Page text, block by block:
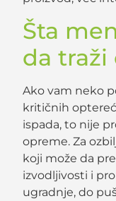
Šta
da traži
Ako vam neko
kritičnih
ispada, to nije
opreme. Za
koji može da
izvodljivosti i
ugradnje, do